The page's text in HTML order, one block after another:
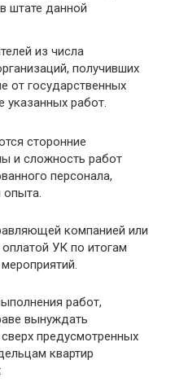
штате данной
из числа
получивших
от государственных
указанных работ.
сторонние
и сложность работ
персонала,
опыта.
компанией или
УК по итогам
работ,
вынуждать
предусмотренных
квартир